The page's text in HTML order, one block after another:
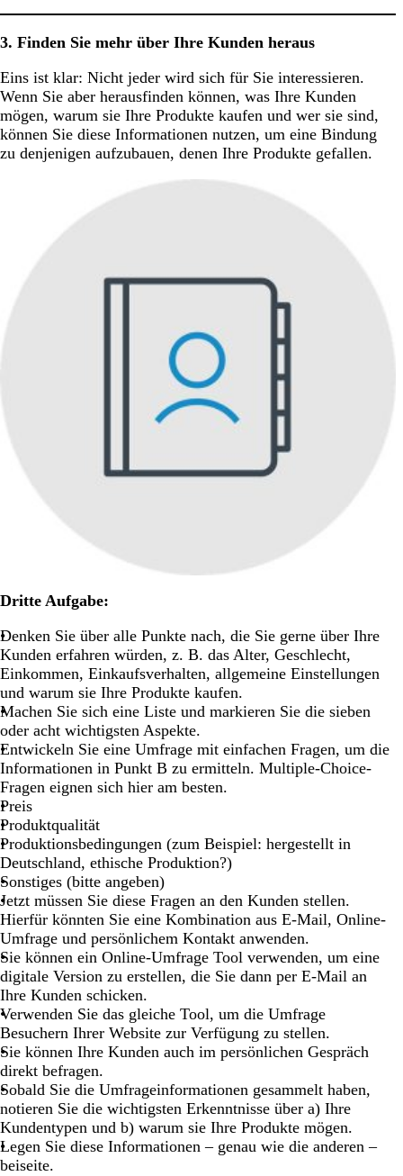
3. Finden Sie mehr über Ihre Kunden heraus
Eins ist klar: Nicht jeder wird sich für Sie interessieren.
Wenn Sie aber herausfinden können, was Ihre Kunden
mögen, warum sie Ihre Produkte kaufen und wer sie sind,
können Sie diese Informationen nutzen, um eine Bindung
zu denjenigen aufzubauen, denen Ihre Produkte gefallen.
Dritte Aufgabe:
Denken Sie über alle Punkte nach, die Sie gerne über Ihre
Kunden erfahren würden, z. B. das Alter, Geschlecht,
Einkommen, Einkaufsverhalten, allgemeine Einstellungen
und warum sie Ihre Produkte kaufen.
Machen Sie sich eine Liste und markieren Sie die sieben
oder acht wichtigsten Aspekte.
Entwickeln Sie eine Umfrage mit einfachen Fragen, um die
Informationen in Punkt B zu ermitteln. Multiple-Choice-
Fragen eignen sich hier am besten.
Preis
Produktqualität
Produktionsbedingungen (zum Beispiel: hergestellt in
Deutschland, ethische Produktion?)
Sonstiges (bitte angeben)
Jetzt müssen Sie diese Fragen an den Kunden stellen.
Hierfür könnten Sie eine Kombination aus E-Mail, Online-
Umfrage und persönlichem Kontakt anwenden.
Sie können ein Online-Umfrage Tool verwenden, um eine
digitale Version zu erstellen, die Sie dann per E-Mail an
Ihre Kunden schicken.
Verwenden Sie das gleiche Tool, um die Umfrage
Besuchern Ihrer Website zur Verfügung zu stellen.
Sie können Ihre Kunden auch im persönlichen Gespräch
direkt befragen.
Sobald Sie die Umfrageinformationen gesammelt haben,
notieren Sie die wichtigsten Erkenntnisse über a) Ihre
Kundentypen und b) warum sie Ihre Produkte mögen.
Legen Sie diese Informationen – genau wie die anderen –
beiseite.